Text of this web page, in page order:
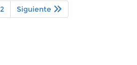
2 Siguiente